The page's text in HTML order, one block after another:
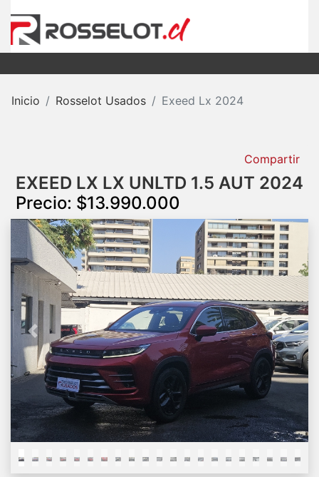
Inicio Rosselot Usados Exeed Lx 2024
Compartir
EXEED LX LX UNLTD 1.5 AUT 2024
Precio: $13.990.000
Previous Next